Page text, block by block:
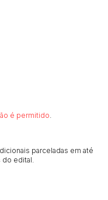
é permitido
parceladas em até
do edital.